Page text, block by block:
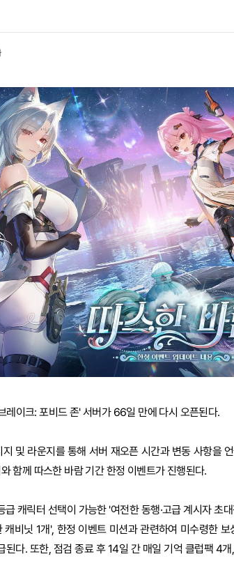
레이크: 포비드 존' 서버가 66일 만에 다시 오픈된다.
및 라운지를 통해 서버 재오픈 시간과 변동 사항을
함께 따스한 바람 기간 한정 이벤트가 진행된다.
캐릭터 선택이 가능한 '여전한 동행·고급 계시자 초
캐비닛 1개', 한정 이벤트 미션과 관련하여 미수령한
된다. 또한, 점검 종료 후 14일 간 매일 기억 클럽팩 4